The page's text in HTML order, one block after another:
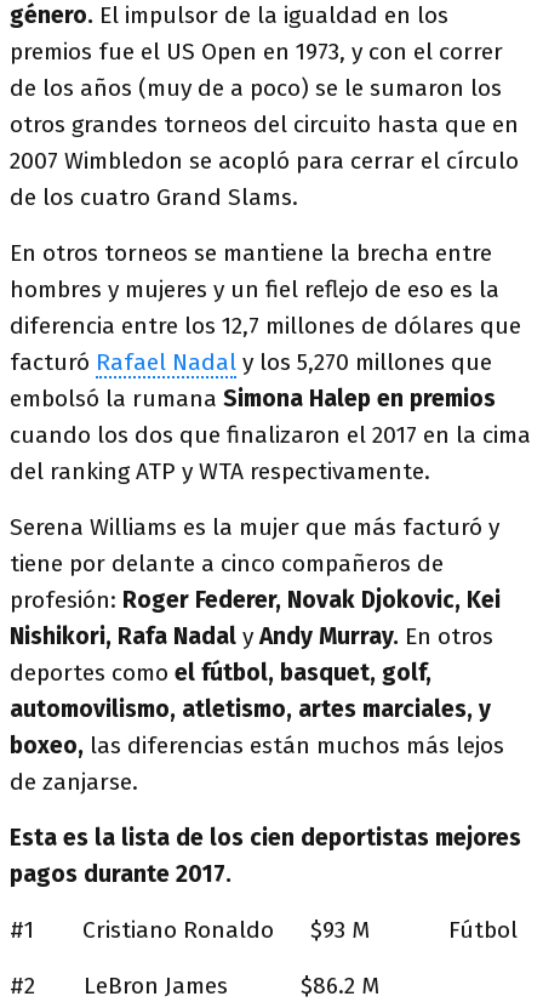
género. El impulsor de la igualdad en los
premios fue el US Open en 1973, y con el correr
de los años (muy de a poco) se le sumaron los
otros grandes torneos del circuito hasta que en
2007 Wimbledon se acopló para cerrar el círculo
de los cuatro Grand Slams.
En otros torneos se mantiene la brecha entre
hombres y mujeres y un fiel reflejo de eso es la
diferencia entre los 12,7 millones de dólares que
facturó Rafael Nadal y los 5,270 millones que
embolsó la rumana Simona Halep en premios
cuando los dos que finalizaron el 2017 en la cima
del ranking ATP y WTA respectivamente.
Serena Williams es la mujer que más facturó y
tiene por delante a cinco compañeros de
profesión: Roger Federer, Novak Djokovic, Kei
Nishikori, Rafa Nadal yAndy Murray. En otros
deportes como el fútbol, basquet, golf,
automovilismo, atletismo, artes marciales, y
boxeo, las diferencias están muchos más lejos
de zanjarse.
Esta es la lista de los cien deportistas mejores
pagos durante 2017.
#1 Cristiano Ronaldo $93 M Fútbol
#2 LeBron James $86.2 M